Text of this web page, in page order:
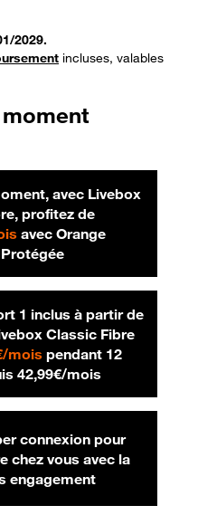
2029.
incluses, valables
avec Livebox
profitez de
20 € par mois
avec Orange
1 inclus à partir de
Classic Fibre
mois29,99 € par mois
pendant 12
42,99€/mois42,99 € par
connexion pour
chez vous avec la
engagement